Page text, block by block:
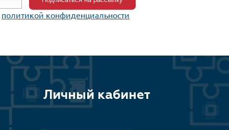
политикой конфиденциальности
Личный кабинет